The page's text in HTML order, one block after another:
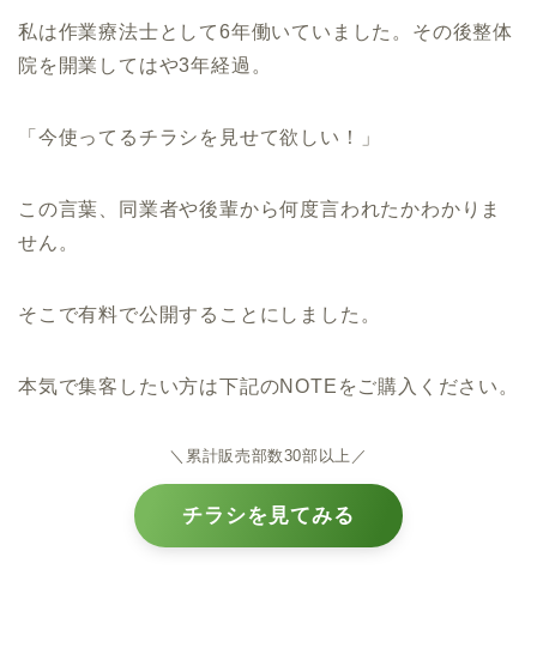
私は作業療法士として6年働いていました。その後整体
院を開業してはや3年経過。
「今使ってるチラシを見せて欲しい！」
この言葉、同業者や後輩から何度言われたかわかりま
せん。
そこで有料で公開することにしました。
本気で集客したい方は下記のNOTEをご購入ください。
＼累計販売部数30部以上／
チラシを見てみる